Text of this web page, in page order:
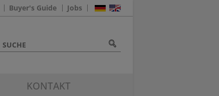
Buyer's Guide Jobs
KONTAKT